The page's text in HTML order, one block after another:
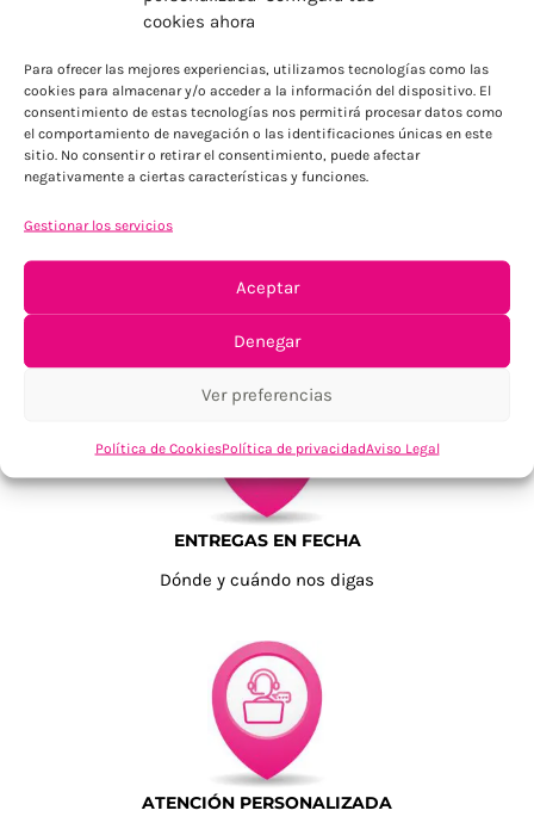
cookies ahora
Para ofrecer las mejores experiencias, utilizamos tecnologías como las
cookies para almacenar y/o acceder a la información del dispositivo. El
consentimiento de estas tecnologías nos permitirá procesar datos como
el comportamiento de navegación o las identificaciones únicas en este
sitio. No consentir o retirar el consentimiento, puede afectar
negativamente a ciertas características y funciones.
Gestionar los servicios
Aceptar
Denegar
Ver preferencias
Política de CookiesPolítica de privacidadAviso Legal
ENVÍOS ECONÓMICOS
TU SATISFACCIÓN = LA NUESTRA
Tu confianza, nuestro objetivo
ENTREGAS EN FECHA
Dónde y cuándo nos digas
ATENCIÓN PERSONALIZADA